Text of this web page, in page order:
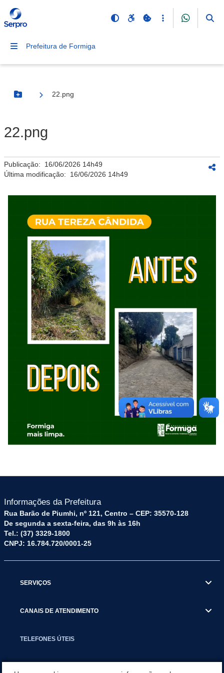
Prefeitura de Formiga
Botão Menu
22.png
22.png
Publicação: 16/06/2026 14h49
Última modificação: 16/06/2026 14h49
Informações da Prefeitura
Rua Barão de Piumhi, nº 121, Centro – CEP: 35570-128
De segunda a sexta-feira, das 9h às 16h
Tel.: (37) 3329-1800
CNPJ: 16.784.720/0001-25
SERVIÇOS
CANAIS DE ATENDIMENTO
TELEFONES ÚTEIS